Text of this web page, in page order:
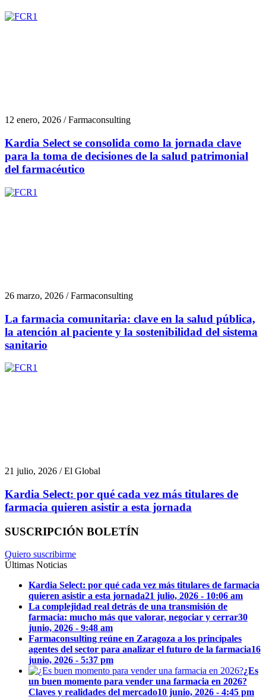
12 enero, 2026 / Farmaconsulting
Kardia Select se consolida como la jornada clave
para la toma de decisiones de la salud patrimonial
del farmacéutico
26 marzo, 2026 / Farmaconsulting
La farmacia comunitaria: clave en la salud pública,
la atención al paciente y la sostenibilidad del sistema
sanitario
21 julio, 2026 / El Global
Kardia Select: por qué cada vez más titulares de
farmacia quieren asistir a esta jornada
SUSCRIPCIÓN BOLETÍN
Quiero suscribirme
Últimas Noticias
Kardia Select: por qué cada vez más titulares de farmacia
quieren asistir a esta jornada21 julio, 2026 - 10:06 am
La complejidad real detrás de una transmisión de
farmacia: mucho más que valorar, negociar y cerrar30
junio, 2026 - 9:48 am
Farmaconsulting reúne en Zaragoza a los principales
agentes del sector para analizar el futuro de la farmacia16
junio, 2026 - 5:37 pm
¿Es
un buen momento para vender una farmacia en 2026?
Claves y realidades del mercado10 junio, 2026 - 4:45 pm